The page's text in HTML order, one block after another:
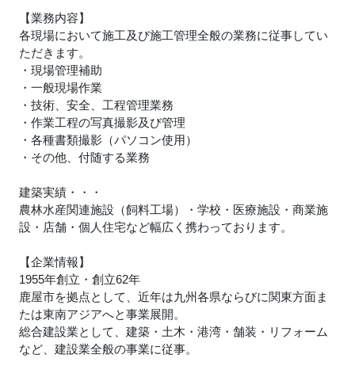
【業務内容】
各現場において施工及び施工管理全般の業務に従事してい
ただきます。
・現場管理補助
・一般現場作業
・技術、安全、工程管理業務
・作業工程の写真撮影及び管理
・各種書類撮影（パソコン使用）
・その他、付随する業務
建築実績・・・
農林水産関連施設（飼料工場）・学校・医療施設・商業施
設・店舗・個人住宅など幅広く携わっております。
【企業情報】
1955年創立・創立62年
鹿屋市を拠点として、近年は九州各県ならびに関東方面ま
たは東南アジアへと事業展開。
総合建設業として、建築・土木・港湾・舗装・リフォーム
など、建設業全般の事業に従事。